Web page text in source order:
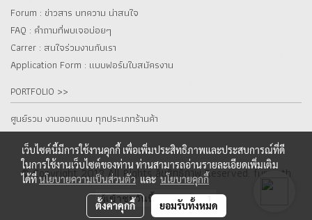
Forum : ข่าวสาร บทความ น่าสนใจ
FAQ : คำถามที่พบเจอบ่อยๆ
Carrer : สนใจร่วมงานกับเรา
Application Form : แบบฟอร์มใบสมัครงาน
PORTFOLIO >>
ศูนย์รวม งานออกแบบ ทุกประเภทร้านค้า
© Copyright 2012 All Rights ลิขสิทธิ์ภาพ Reserved. fur.co.th
ผู้เข้าชมวันนี้ 1
เว็บไซต์นี้มีการใช้งานคุกกี้ เพื่อเพิ่มประสิทธิภาพและประสบการณ์ที่ดี
ในการใช้งานเว็บไซต์ของท่าน ท่านสามารถอ่านรายละเอียดเพิ่มเติม
ได้ที่นโยบายความเป็นส่วนตัวและนโยบายคุกกี้
ตั้งค่าคุกกี้ ยอมรับทั้งหมด